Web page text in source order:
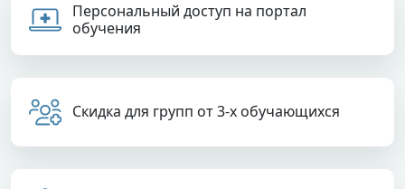
Персональный доступ на портал
обучения
Скидка для групп от 3-х обучающихся